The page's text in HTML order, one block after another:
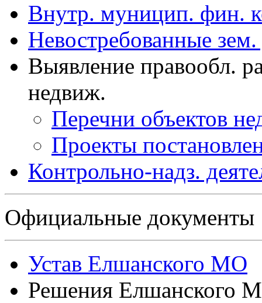
Внутр. муницип. фин.
Невостребованные
Выявление правообл.
недвиж.
Перечни объектов
Проекты
Контрольно-надз.
Официальные документы
Устав Елшанского МО
Решения Елшанского